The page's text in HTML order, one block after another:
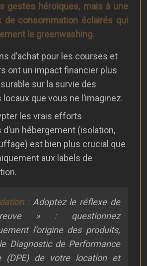
gestes héroïques, mais à une
de consommation éclairés qui
le greenwashing.
d’achat pour les courses et
ont un impact financier plus
sur la survie des
que vous ne l’imaginez.
les vrais efforts
hébergement (isolation,
est bien plus crucial que
aux labels de
:Adoptez le réflexe de
» : questionnez
l’origine des produits,
Diagnostic de Performance
(DPE) de votre location et